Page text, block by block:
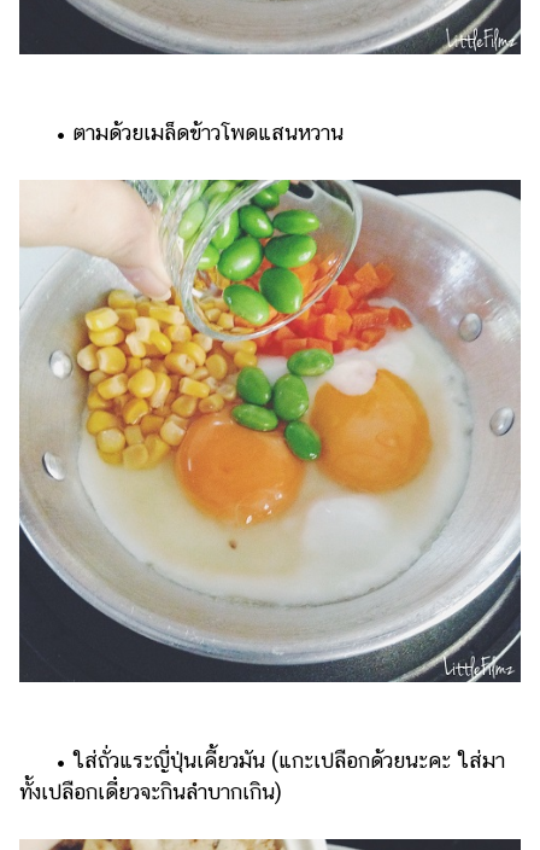
• ตามด้วยเมล็ดข้าวโพดแสนหวาน
• ใส่ถั่วแระญี่ปุ่นเคี้ยวมัน (แกะเปลือกด้วยนะคะ ใส่มา
ทั้งเปลือกเดี๋ยวจะกินลำบากเกิน)